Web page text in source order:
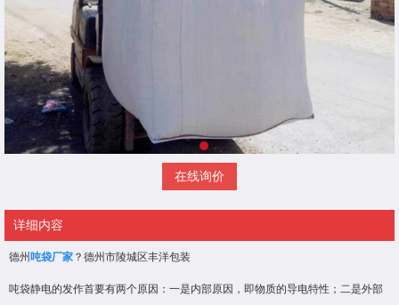
在线询价
详细内容
德州吨袋厂家 ？德州市陵城区丰洋包装
吨袋静电的发作首要有两个原因：一是内部原因，即物质的导电特性；二是外部